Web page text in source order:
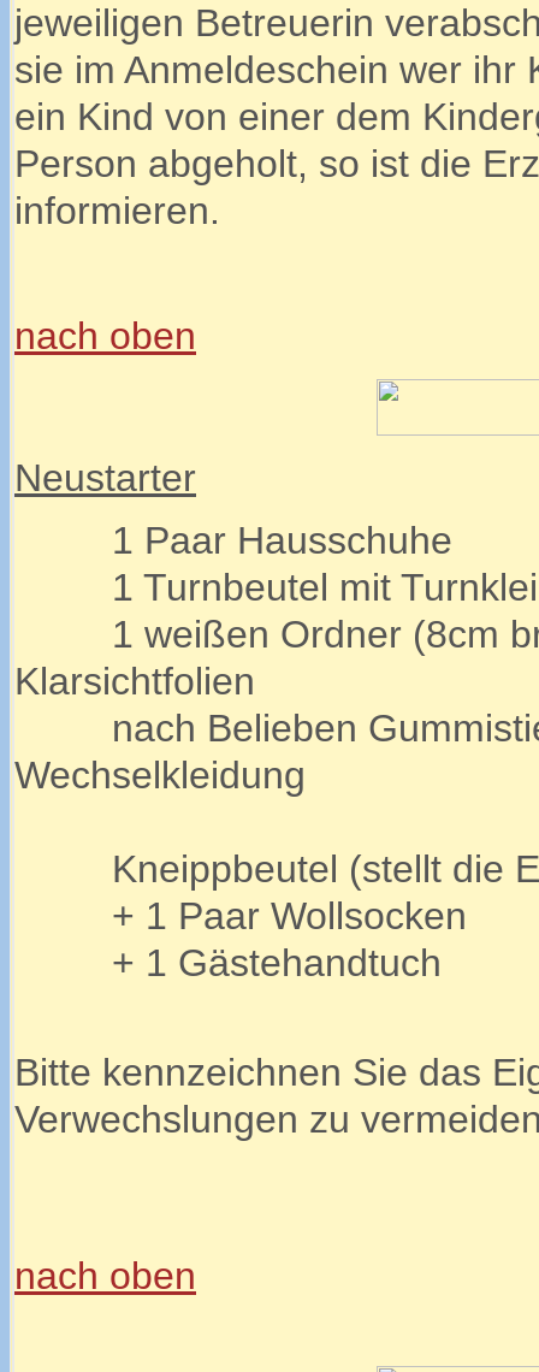
jeweiligen Betreuerin
sie im Anmeldeschein wer ihr
ein Kind von einer dem
Person abgeholt, so ist die
informieren.
nach oben
Neustarter
1 Paar Hausschuhe
1 Turnbeutel mit
1 weißen Ordner (8cm
Klarsichtfolien
nach Belieben
Wechselkleidung
Kneippbeutel (stellt die
+ 1 Paar Wollsocken
+ 1 Gästehandtuch
Bitte kennzeichnen Sie das
Verwechslungen zu
nach oben